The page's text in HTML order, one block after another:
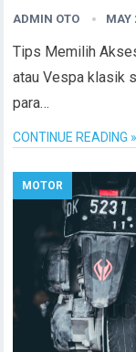
ADMIN OTO MAY
Tips Memilih
atau Vespa klasik
para…
CONTINUE READING »
MOTOR